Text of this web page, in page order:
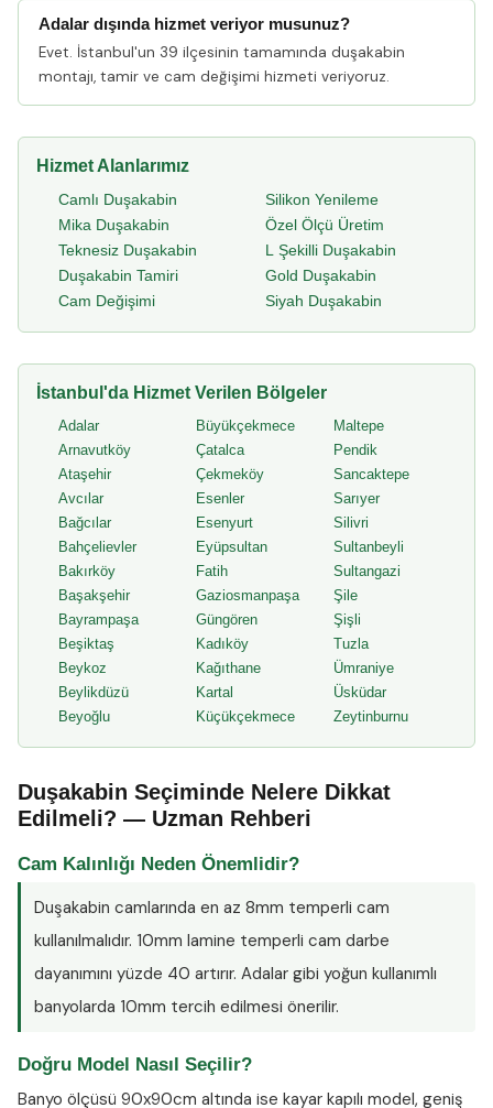
Adalar dışında hizmet veriyor musunuz?
Evet. İstanbul'un 39 ilçesinin tamamında duşakabin
montajı, tamir ve cam değişimi hizmeti veriyoruz.
Hizmet Alanlarımız
Camlı Duşakabin
Mika Duşakabin
Teknesiz Duşakabin
Duşakabin Tamiri
Cam Değişimi
Silikon Yenileme
Özel Ölçü Üretim
L Şekilli Duşakabin
Gold Duşakabin
Siyah Duşakabin
İstanbul'da Hizmet Verilen Bölgeler
Adalar
Arnavutköy
Ataşehir
Avcılar
Bağcılar
Bahçelievler
Bakırköy
Başakşehir
Bayrampaşa
Beşiktaş
Beykoz
Beylikdüzü
Beyoğlu
Büyükçekmece
Çatalca
Çekmeköy
Esenler
Esenyurt
Eyüpsultan
Fatih
Gaziosmanpaşa
Güngören
Kadıköy
Kağıthane
Kartal
Küçükçekmece
Maltepe
Pendik
Sancaktepe
Sarıyer
Silivri
Sultanbeyli
Sultangazi
Şile
Şişli
Tuzla
Ümraniye
Üsküdar
Zeytinburnu
Duşakabin Seçiminde Nelere Dikkat
Edilmeli? — Uzman Rehberi
Cam Kalınlığı Neden Önemlidir?
Duşakabin camlarında en az 8mm temperli cam
kullanılmalıdır. 10mm lamine temperli cam darbe
dayanımını yüzde 40 artırır. Adalar gibi yoğun kullanımlı
banyolarda 10mm tercih edilmesi önerilir.
Doğru Model Nasıl Seçilir?
Banyo ölçüsü 90x90cm altında ise kayar kapılı model, geniş